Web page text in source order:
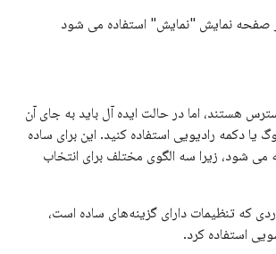
صفحه نمایش "نمایش" استفاده می شود
هستند، اما در حالت ایده آل باید به جای آن
یا دکمه رادیویی استفاده کنید. این برای ساده
شود، زیرا سه الگوی مختلف برای انتخاب
که تنظیمات دارای گزینه‌های ساده است،
استفاده کرد.